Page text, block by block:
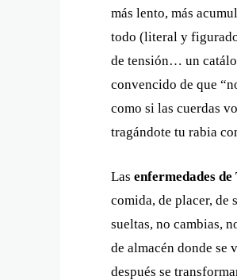
más lento, más
todo (literal y
de tensión… un
convencido de que
como si las cuerdas
tragándote tu rabia
Las enfermedades de
comida, de placer, de
sueltas, no cambias,
de almacén donde se
después se